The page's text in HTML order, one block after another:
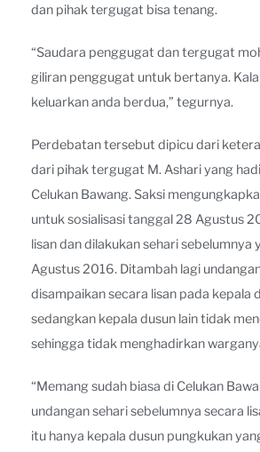
dan pihak tergugat bisa tenang.
“Saudara penggugat dan tergugat
giliran penggugat untuk bertanya.
keluarkan anda berdua,” tegurnya.
Perdebatan tersebut dipicu dari
dari pihak tergugat M. Ashari yang
Celukan Bawang. Saksi
untuk sosialisasi tanggal 28 Agustus
lisan dan dilakukan sehari sebelumnya
Agustus 2016. Ditambah lagi
disampaikan secara lisan pada kepala
sedangkan kepala dusun lain tidak
sehingga tidak menghadirkan
“Memang sudah biasa di Celukan
undangan sehari sebelumnya secara
itu hanya kepala dusun pungkukan